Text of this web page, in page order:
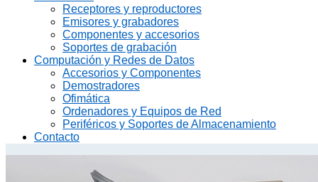
Receptores y reproductores
Emisores y grabadores
Componentes y accesorios
Soportes de grabación
Computación y Redes de Datos
Accesorios y Componentes
Demostradores
Ofimática
Ordenadores y Equipos de Red
Periféricos y Soportes de Almacenamiento
Contacto